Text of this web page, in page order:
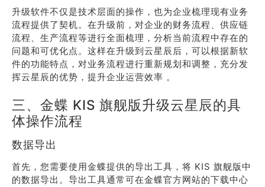
升级软件不仅是技术层面的操作，也为企业梳理现有业务
流程提供了契机。在升级前，对企业的财务流程、供应链
流程、生产流程等进行全面梳理，分析当前流程中存在的
问题和可优化点。这样在升级到云星辰后，可以根据新软
件的功能特点，对业务流程进行重新规划和调整，充分发
挥云星辰的优势，提升企业运营效率 。
三、金蝶 KIS 旗舰版升级云星辰的具
体操作流程
数据导出
首先，您需要使用金蝶提供的导出工具，将 KIS 旗舰版中
的数据导出。导出工具通常可在金蝶官方网站的下载中心